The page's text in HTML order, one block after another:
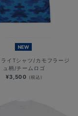
NEW
ライTシャツ/カモフラージ
ュ柄/チームロゴ
¥3,500 (税込)